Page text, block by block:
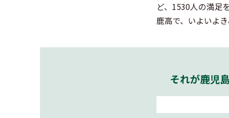
ど、1530人の満足
鹿高で、いよいよ
それが鹿児